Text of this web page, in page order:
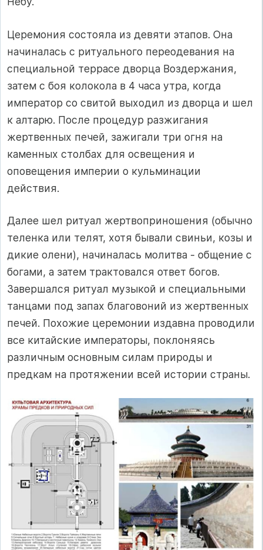
Церемония состояла из девяти этапов. Она
начиналась с ритуального переодевания на
специальной террасе дворца Воздержания,
затем с боя колокола в 4 часа утра, когда
император со свитой выходил из дворца и шел
к алтарю. После процедур разжигания
жертвенных печей, зажигали три огня на
каменных столбах для освещения и
оповещения империи о кульминации
действия.
Далее шел ритуал жертвоприношения (обычно
теленка или телят, хотя бывали свиньи, козы и
дикие олени), начиналась молитва - общение с
богами, а затем трактовался ответ богов.
Завершался ритуал музыкой и специальными
танцами под запах благовоний из жертвенных
печей. Похожие церемонии издавна проводили
все китайские императоры, поклоняясь
различным основным силам природы и
предкам на протяжении всей истории страны.